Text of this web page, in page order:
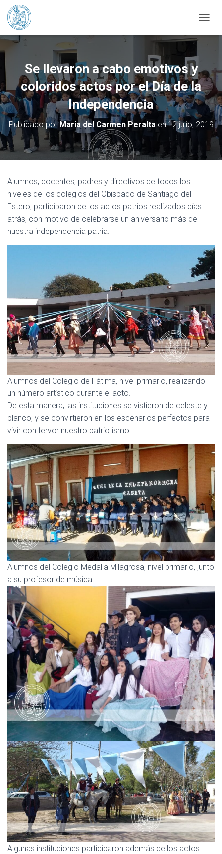
Se llevaron a cabo emotivos y
coloridos actos por el Día de la
Independencia
Publicado porMaria del Carmen Peraltaen12 julio, 2019
Alumnos, docentes, padres y directivos de todos los
niveles de los colegios del Obispado de Santiago del
Estero, participaron de los actos patrios realizados días
atrás, con motivo de celebrarse un aniversario más de
nuestra independencia patria.
Alumnos del Colegio de Fátima, nivel primario, realizando
un número artístico durante el acto.
De esta manera, las instituciones se vistieron de celeste y
blanco, y se convirtieron en los escenarios perfectos para
vivir con fervor nuestro patriotismo.
Alumnos del Colegio Medalla Milagrosa, nivel primario, junto
a su profesor de música.
Algunas instituciones participaron además de los actos